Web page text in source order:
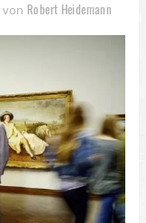
von Robert Heidemann